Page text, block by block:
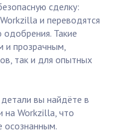
сделку:
и переводятся
Такие
и прозрачным,
так и для опытных
вы найдёте в
на Workzilla, что
осознанным.